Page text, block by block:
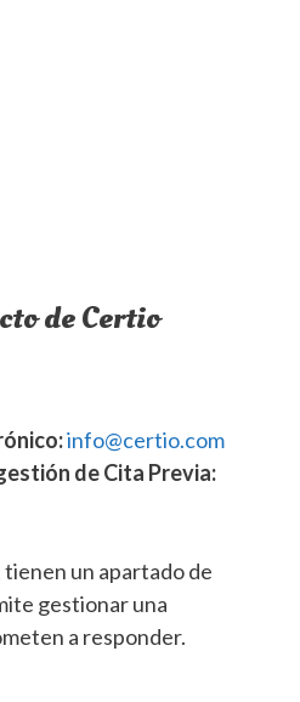
de Certio
info@certio.com
de Cita Previa:
un apartado de
gestionar una
a responder.